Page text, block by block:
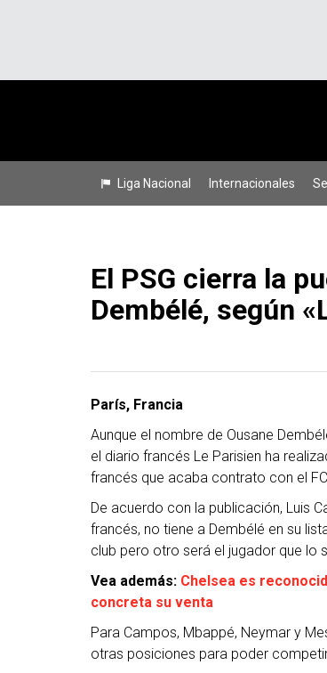
Liga Nacional Internacionales
El PSG cierra la
Dembélé, según
París, Francia
Aunque el nombre de Ousane
el diario francés Le Parisien ha
francés que acaba contrato con el
De acuerdo con la publicación, Luis
francés, no tiene a Dembélé en su
club pero otro será el jugador que lo
Vea además: Chelsea es
concreta su venta
Para Campos, Mbappé, Neymar y
otras posiciones para poder